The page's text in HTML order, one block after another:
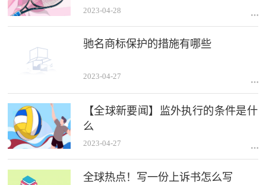
2023-04-28
驰名商标保护的措施有哪些
2023-04-27
【全球新要闻】监外执行的条件是什
么
2023-04-27
全球热点！写一份上诉书怎么写